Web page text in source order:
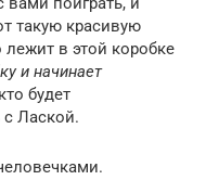
такую красивую
в этой коробке
и начинает
будет
Лаской.